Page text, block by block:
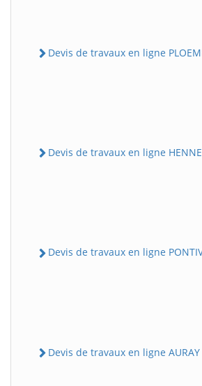
Devis de travaux en ligne
Devis de travaux en ligne
Devis de travaux en ligne
Devis de travaux en ligne AURAY